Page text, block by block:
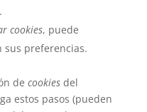
cookies, puede
sus preferencias.
de cookiesdel
estos pasos (pueden